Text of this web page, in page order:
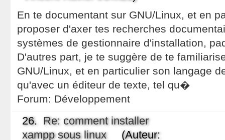
En te documentant sur GNU/Linux, et en
proposer d'axer tes recherches
systèmes de gestionnaire d'installation,
D'autres part, je te suggère de te
GNU/Linux, et en particulier son langage
qu'avec un éditeur de texte, tel qu�
Forum: Développement
26. Re: comment installer
xampp sous linux(Auteur: